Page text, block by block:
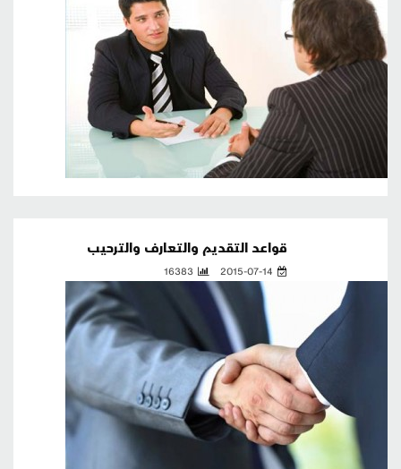
قواعد التقديم والتعارف والترحيب
2015-07-14
16383